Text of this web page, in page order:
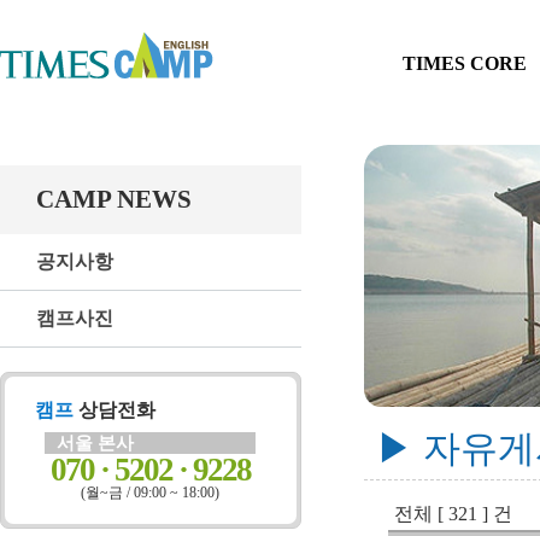
TIMES CORE
CAMP NEWS
공지사항
캠프사진
캠프 상담전화
서울 본사
070 · 5202 · 9228
(월~금 / 09:00 ~ 18:00)
▶ 자유
전체 [ 321 ] 건